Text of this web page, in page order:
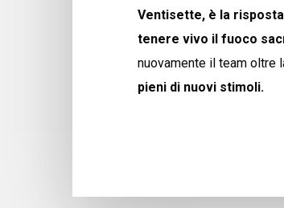
Ventisette, è la
tenere vivo il fuoco
nuovamente il team oltre
pieni di nuovi stimoli.